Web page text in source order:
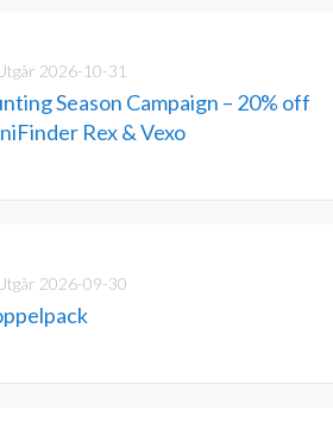
2026-10-31
Season Campaign – 20% off
Rex & Vexo
2026-09-30